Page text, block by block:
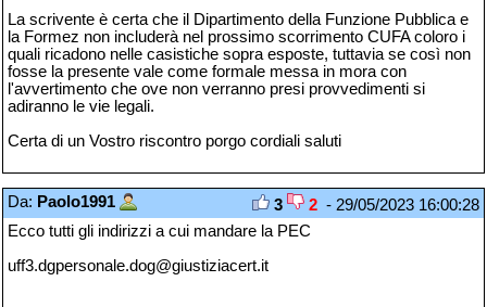
La scrivente è certa che il Dipartimento della Funzione Pubblica e
la Formez non includerà nel prossimo scorrimento CUFA coloro i
quali ricadono nelle casistiche sopra esposte, tuttavia se così non
fosse la presente vale come formale messa in mora con
l'avvertimento che ove non verranno presi provvedimenti si
adiranno le vie legali.
Certa di un Vostro riscontro porgo cordiali saluti
Da: Paolo1991 3 2 - 29/05/2023 16:00:28
Ecco tutti gli indirizzi a cui mandare la PEC
uff3.dgpersonale.dog@giustiziacert.it